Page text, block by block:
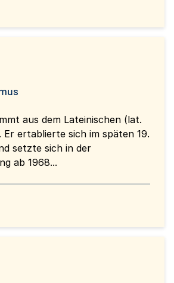
aus dem Lateinischen (lat.
Er ertablierte sich im späten 19.
setzte sich in der
ab 1968...